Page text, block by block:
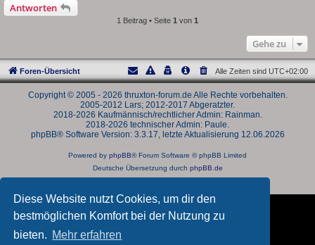
Diese Website nutzt Cookies, um dir den
bestmöglichen Komfort bei der Nutzung zu
bieten. Mehr erfahren
Antworten
1 Beitrag • Seite 1 von 1
Gehe zu
Foren-Übersicht Alle Zeiten sind UTC+02:00
Copyright © 2005 - 2026 thruxton-forum.de Alle Rechte vorbehalten.
2005-2012 Lars; 2012-2017 Abgeratzter.
2018-2026 Kaufmännisch/rechtlicher Admin: Rainman.
2018-2026 technischer Admin: Paule.
phpBB® Software Version: 3.3.17, letzte Aktualisierung 12.06.2026
Powered by phpBB® Forum Software © phpBB Limited
Deutsche Übersetzung durch phpBB.de